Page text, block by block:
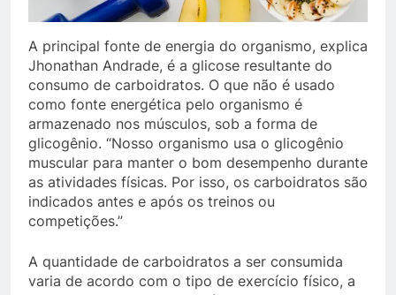
A principal fonte de energia do organismo, explica
Jhonathan Andrade, é a glicose resultante do
consumo de carboidratos. O que não é usado
como fonte energética pelo organismo é
armazenado nos músculos, sob a forma de
glicogênio. “Nosso organismo usa o glicogênio
muscular para manter o bom desempenho durante
as atividades físicas. Por isso, os carboidratos são
indicados antes e após os treinos ou
competições.”
A quantidade de carboidratos a ser consumida
varia de acordo com o tipo de exercício físico, a